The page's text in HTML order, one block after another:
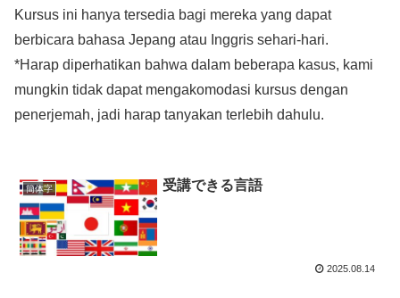
Kursus ini hanya tersedia bagi mereka yang dapat
berbicara bahasa Jepang atau Inggris sehari-hari.
*Harap diperhatikan bahwa dalam beberapa kasus, kami
mungkin tidak dapat mengakomodasi kursus dengan
penerjemah, jadi harap tanyakan terlebih dahulu.
簡体字 受講できる言語
2025.08.14